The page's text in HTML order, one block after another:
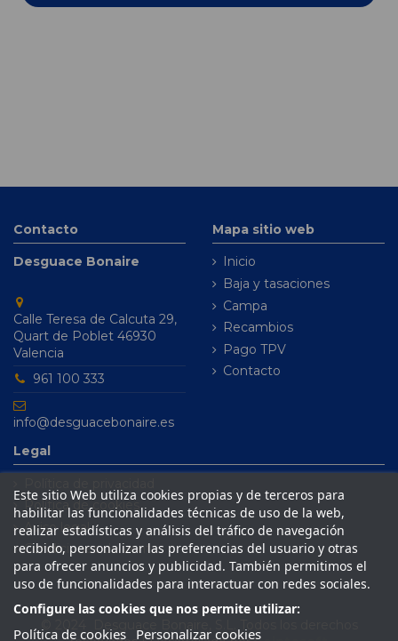
Contacto
Desguace Bonaire
Calle Teresa de Calcuta 29,
Quart de Poblet 46930
Valencia
961 100 333
info@desguacebonaire.es
Mapa sitio web
Inicio
Baja y tasaciones
Campa
Recambios
Pago TPV
Contacto
Legal
Política de cookies
Aviso legal
Condiciones de venta
Este sitio Web utiliza cookies propias y de terceros para
habilitar las funcionalidades técnicas de uso de la web,
realizar estadísticas y análisis del tráfico de navegación
recibido, personalizar las preferencias del usuario y otras
para ofrecer anuncios y publicidad. También permitimos el
uso de funcionalidades para interactuar con redes sociales.
Configure las cookies que nos permite utilizar:
Política de cookies Personalizar cookies